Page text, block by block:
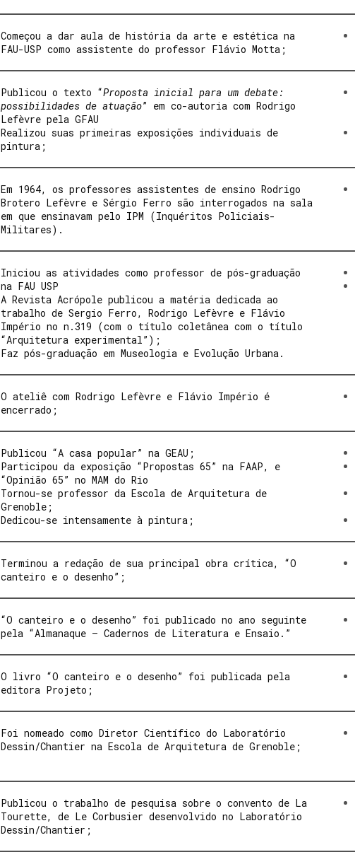
Começou a dar aula de história da arte e estética na
FAU-USP como assistente do professor Flávio Motta;
Publicou o texto “Proposta inicial para um debate:
possibilidades de atuação” em co-autoria com Rodrigo
Lefèvre pela GFAU
Realizou suas primeiras exposições individuais de
pintura;
Em 1964, os professores assistentes de ensino Rodrigo
Brotero Lefèvre e Sérgio Ferro são interrogados na sala
em que ensinavam pelo IPM (Inquéritos Policiais-
Militares).
Iniciou as atividades como professor de pós-graduação
na FAU USP
A Revista Acrópole publicou a matéria dedicada ao
trabalho de Sergio Ferro, Rodrigo Lefèvre e Flávio
Império no n.319 (com o título coletânea com o título
“Arquitetura experimental”);
Faz pós-graduação em Museologia e Evolução Urbana.
O ateliê com Rodrigo Lefèvre e Flávio Império é
encerrado;
Publicou “A casa popular” na GEAU;
Participou da exposição “Propostas 65” na FAAP, e
“Opinião 65” no MAM do Rio
Tornou-se professor da Escola de Arquitetura de
Grenoble;
Dedicou-se intensamente à pintura;
Terminou a redação de sua principal obra crítica, “O
canteiro e o desenho”;
“O canteiro e o desenho” foi publicado no ano seguinte
pela “Almanaque – Cadernos de Literatura e Ensaio.”
O livro “O canteiro e o desenho” foi publicada pela
editora Projeto;
Foi nomeado como Diretor Científico do Laboratório
Dessin/Chantier na Escola de Arquitetura de Grenoble;
Publicou o trabalho de pesquisa sobre o convento de La
Tourette, de Le Corbusier desenvolvido no Laboratório
Dessin/Chantier;